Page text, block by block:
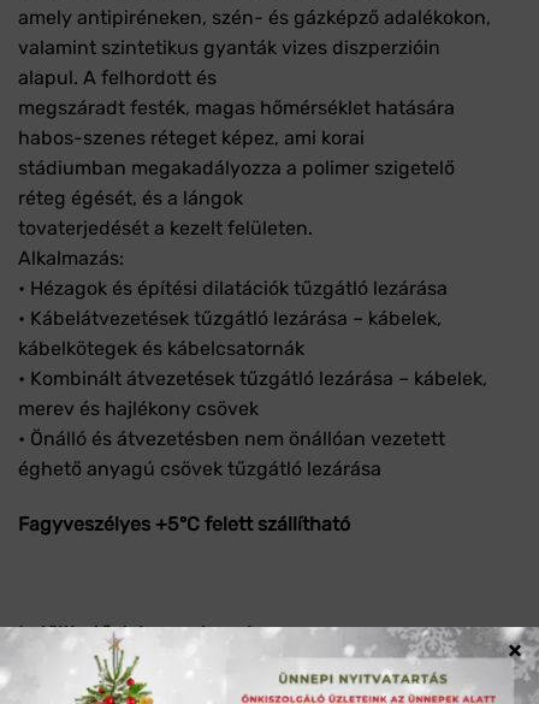
amely antipiréneken, szén- és gázképző adalékokon,
valamint szintetikus gyanták vizes diszperzióin
alapul. A felhordott és
megszáradt festék, magas hőmérséklet hatására
habos-szenes réteget képez, ami korai
stádiumban megakadályozza a polimer szigetelő
réteg égését, és a lángok
tovaterjedését a kezelt felületen.
Alkalmazás:
• Hézagok és építési dilatációk tűzgátló lezárása
• Kábelátvezetések tűzgátló lezárása – kábelek,
kábelkötegek és kábelcsatornák
• Kombinált átvezetések tűzgátló lezárása – kábelek,
merev és hajlékony csövek
• Önálló és átvezetésben nem önállóan vezetett
éghető anyagú csövek tűzgátló lezárása
Fagyveszélyes +5°C felett szállítható
Letölthető dokumentumok:
Polylack K Teljesítmény Nyilatkozat HU
×